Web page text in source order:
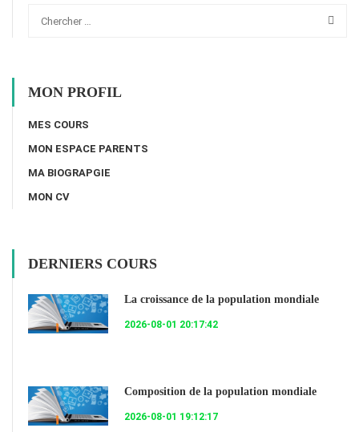
MON PROFIL
MES COURS
MON ESPACE PARENTS
MA BIOGRAPGIE
MON CV
DERNIERS COURS
La croissance de la population mondiale
2026-08-01 20:17:42
Composition de la population mondiale
2026-08-01 19:12:17